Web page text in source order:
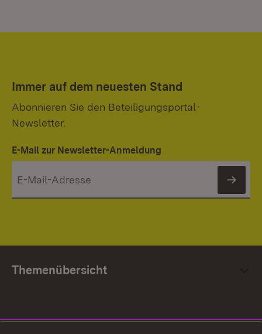
Immer auf dem neuesten Stand
Abonnieren Sie den Beteiligungsportal-
Newsletter.
E-Mail zur Newsletter-Anmeldung
Themenübersicht